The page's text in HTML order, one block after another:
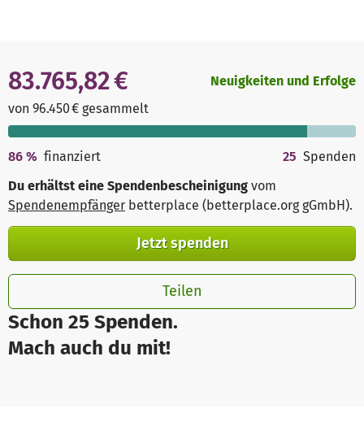
Schon 25 Spenden.
Mach auch du mit!
83.765,82 €
von 96.450 € gesammelt
Neuigkeiten und Erfolge
86 % finanziert 25 Spenden
Du erhältst eine Spendenbescheinigung vom
Spendenempfänger betterplace (betterplace.org gGmbH).
Jetzt spenden
Teilen